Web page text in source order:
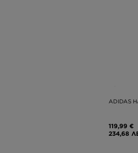
ADIDAS
119,99 €
234,68